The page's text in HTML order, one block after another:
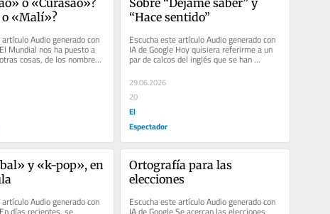
«Malí»?
Audio generado con
Mundial nos ha puesto a
cosas, de los nombres
“Hace sentido”
Escucha este artículo Audio generado con
IA de Google Hoy quisiera referirme a un
par de calcos del inglés que se han
incorporado en nuestras...
29.06.2026
20
El
Espectador
y «k-pop», en
Audio generado con
Ortografía para las
elecciones
Escucha este artículo Audio generado con